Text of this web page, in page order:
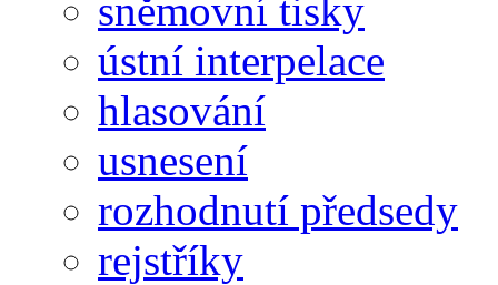
sněmovní tisky
ústní interpelace
hlasování
usnesení
rozhodnutí předsedy
rejstříky